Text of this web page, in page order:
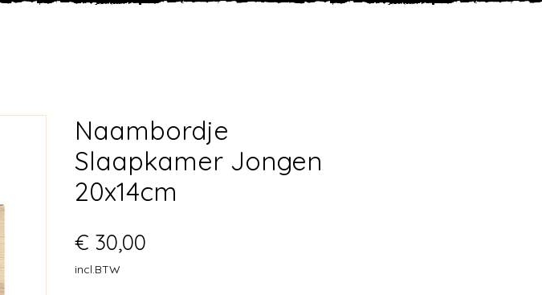
Naambordje
Slaapkamer Jongen
20x14cm
€ 30,00
incl.BTW